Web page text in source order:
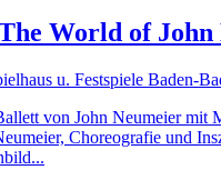
World of John
u. Festspiele Baden-
von John Neumeier mit
Choreografie und